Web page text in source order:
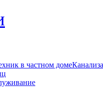
в частном доме